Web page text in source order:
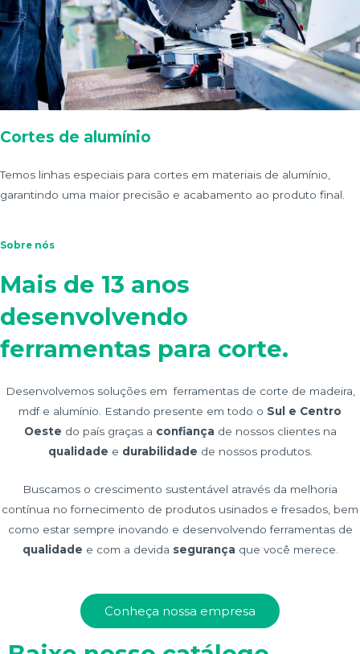
Cortes de alumínio
Temos linhas especiais para cortes em materiais de alumínio,
garantindo uma maior precisão e acabamento ao produto final.
Sobre nós
Mais de 13 anos
desenvolvendo
ferramentas para corte.
Desenvolvemos soluções em ferramentas de corte de madeira,
mdf e alumínio. Estando presente em todo o Sul e Centro
Oeste do país graças a confiança de nossos clientes na
qualidade e durabilidade de nossos produtos.
Buscamos o crescimento sustentável através da melhoria
contínua no fornecimento de produtos usinados e fresados, bem
como estar sempre inovando e desenvolvendo ferramentas de
qualidade e com a devida segurança que você merece.
Conheça nossa empresa